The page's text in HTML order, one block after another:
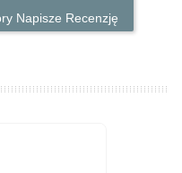
Napisze Recenzję